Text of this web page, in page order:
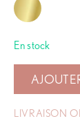
En stock
LIVRAISON